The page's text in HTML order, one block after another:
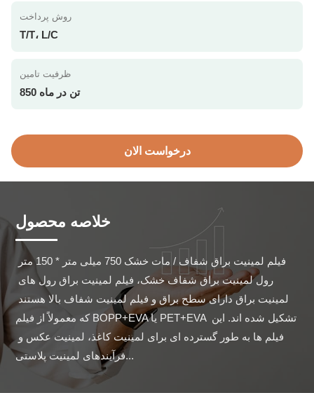
روش پرداخت
T/T، L/C
ظرفیت تامین
850 تن در ماه
درخواست الان
خلاصه محصول
لمینیت براق دارای سطح براق و فیلم لمینیت شفاف بالا هستند
که معمولاً از فیلم BOPP+EVA یا PET+EVA تشکیل شده اند. این
فرآیندهای لمینیت پلاستی...